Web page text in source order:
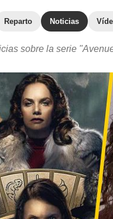
Reparto Noticias
sobre la serie